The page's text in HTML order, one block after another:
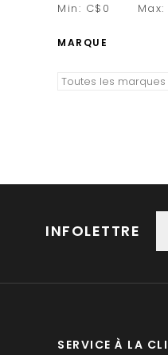
Min: C$ 0 Max:
MARQUE
INFOLETTRE
SERVICE À LA